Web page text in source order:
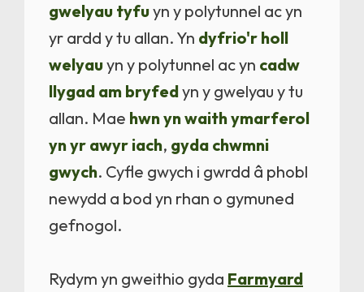
gwelyau tyfuyn y polytunnel ac yn
yr ardd y tu allan. Yn dyfrio'r holl
welyauyn y polytunnel ac yn cadw
llygad am bryfedyn y gwelyau y tu
allan. Mae hwn yn waith ymarferol
yn yr awyr iach, gyda chwmni
gwych. Cyfle gwych i gwrdd â phobl
newydd a bod yn rhan o gymuned
gefnogol.
Rydym yn gweithio gyda Farmyard